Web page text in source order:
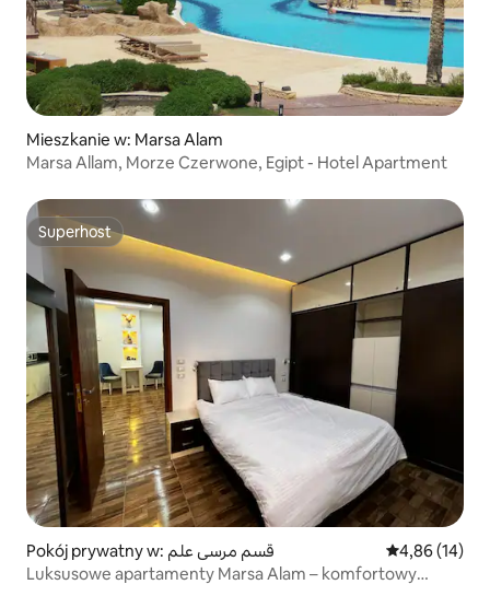
Mieszkanie w: Marsa Alam
Marsa Allam, Morze Czerwone, Egipt - Hotel Apartment
Superhost
Superhost
Pokój prywatny w: قسم مرسى علم Średnia
4,86 (14)
Luksusowe apartamenty Marsa Alam – komfortowy